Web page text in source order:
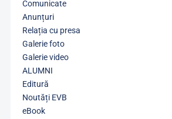
Comunicate
Anunțuri
Relația cu presa
Galerie foto
Galerie video
ALUMNI
Editură
Noutăți EVB
eBook